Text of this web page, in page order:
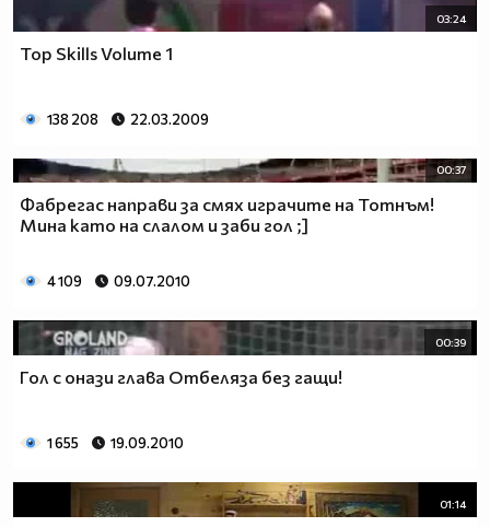
03:24
Top Skills Volume 1
138 208 22.03.2009
00:37
Фабрегас направи за смях играчите на Тотнъм!
Мина като на слалом и заби гол ;]
4 109 09.07.2010
00:39
Гол с онази глава Отбеляза без гащи!
1 655 19.09.2010
01:14